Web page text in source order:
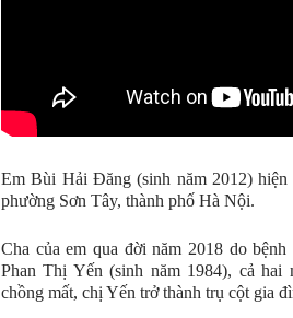
Em Bùi Hải Đăng (sinh năm 2012)
phường Sơn Tây, thành phố Hà Nội.
Cha của em qua đời năm 2018 do
Phan Thị Yến (sinh năm 1984), cả
chồng mất, chị Yến trở thành trụ cột gia